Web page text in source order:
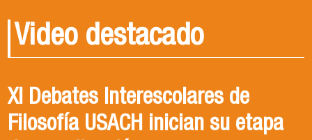
Video destacado
XI Debates Interescolares de
Filosofía USACH inician su etapa